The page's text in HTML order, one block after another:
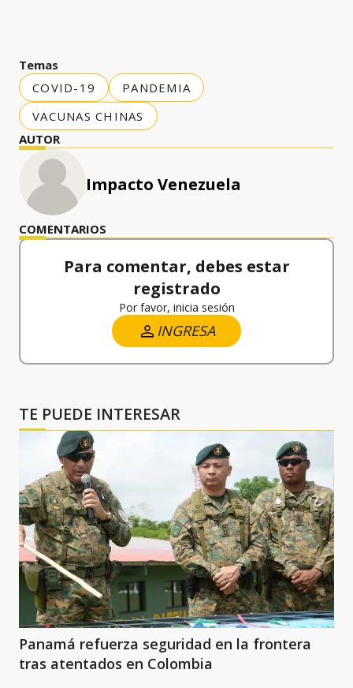
Temas
COVID-19
PANDEMIA
VACUNAS CHINAS
AUTOR
Impacto Venezuela
COMENTARIOS
Para comentar, debes estar
registrado
Por favor, inicia sesión
INGRESA
TE PUEDE INTERESAR
Panamá refuerza seguridad en la frontera
tras atentados en Colombia